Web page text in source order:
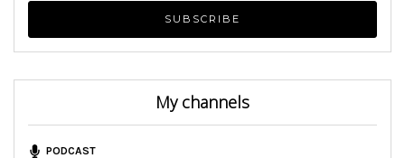
My channels
PODCAST